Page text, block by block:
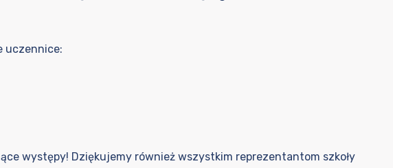
uczennice:
występy! Dziękujemy również wszystkim reprezentantom szkoły